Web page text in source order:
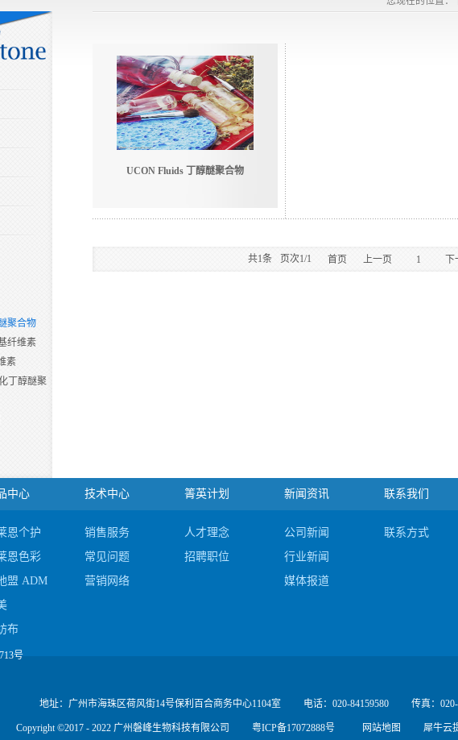
聚合物
纤维素
素
丁醇醚聚
UCON Fluids 丁醇醚聚合物
共1条 页次1/1 首页 上一页 1 下
中心
恩个护
恩色彩
盟 ADM
布
技术中心
销售服务
常见问题
营销网络
箐英计划
人才理念
招聘职位
新闻资讯
公司新闻
行业新闻
媒体报道
联系我们
联系方式
Copyright ©2017 - 2022 广州磐峰生物科技有限公司 粤ICP备17072888号 网站地图 犀牛云
地址：广州市海珠区荷风街14号保利百合商务中心1104室 电话：020-84159580 传真：
号